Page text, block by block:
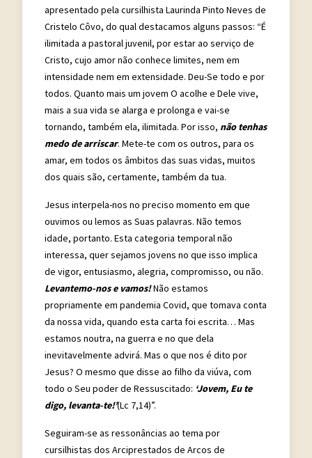
apresentado pela cursilhista Laurinda Pinto Neves de
Cristelo Côvo, do qual destacamos alguns passos: “É
ilimitada a pastoral juvenil, por estar ao serviço de
Cristo, cujo amor não conhece limites, nem em
intensidade nem em extensidade. Deu-Se todo e por
todos. Quanto mais um jovem O acolhe e Dele vive,
mais a sua vida se alarga e prolonga e vai-se
tornando, também ela, ilimitada. Por isso, não tenhas
medo de arriscar. Mete-te com os outros, para os
amar, em todos os âmbitos das suas vidas, muitos
dos quais são, certamente, também da tua.
Jesus interpela-nos no preciso momento em que
ouvimos ou lemos as Suas palavras. Não temos
idade, portanto. Esta categoria temporal não
interessa, quer sejamos jovens no que isso implica
de vigor, entusiasmo, alegria, compromisso, ou não.
Levantemo-nos e vamos!Não estamos
propriamente em pandemia Covid, que tomava conta
da nossa vida, quando esta carta foi escrita… Mas
estamos noutra, na guerra e no que dela
inevitavelmente advirá. Mas o que nos é dito por
Jesus? O mesmo que disse ao filho da viúva, com
todo o Seu poder de Ressuscitado: ‘Jovem, Eu te
digo, levanta-te!’(Lc 7,14)”.
Seguiram-se as ressonâncias ao tema por
cursilhistas dos Arciprestados de Arcos de